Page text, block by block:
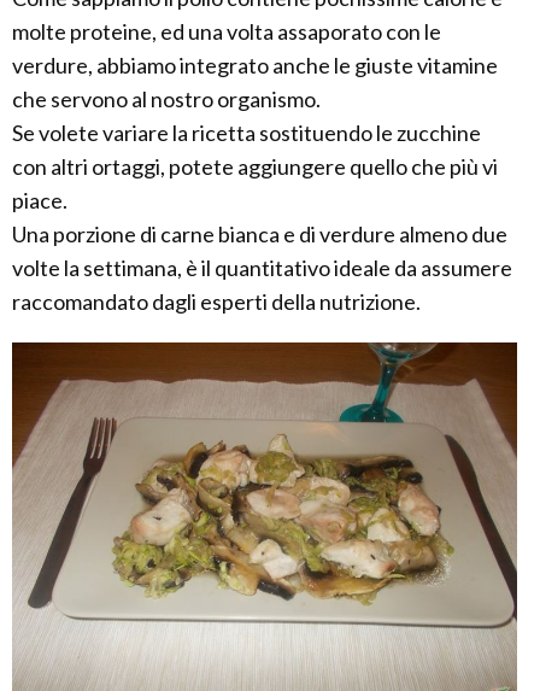
molte proteine, ed una volta assaporato con le
verdure, abbiamo integrato anche le giuste vitamine
che servono al nostro organismo.
Se volete variare la ricetta sostituendo le zucchine
con altri ortaggi, potete aggiungere quello che più vi
piace.
Una porzione di carne bianca e di verdure almeno due
volte la settimana, è il quantitativo ideale da assumere
raccomandato dagli esperti della nutrizione.